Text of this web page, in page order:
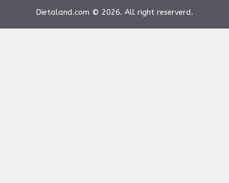
Dietaland.com © 2026. All right reserverd.